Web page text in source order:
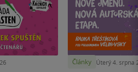
Články Úterý 4. srpna